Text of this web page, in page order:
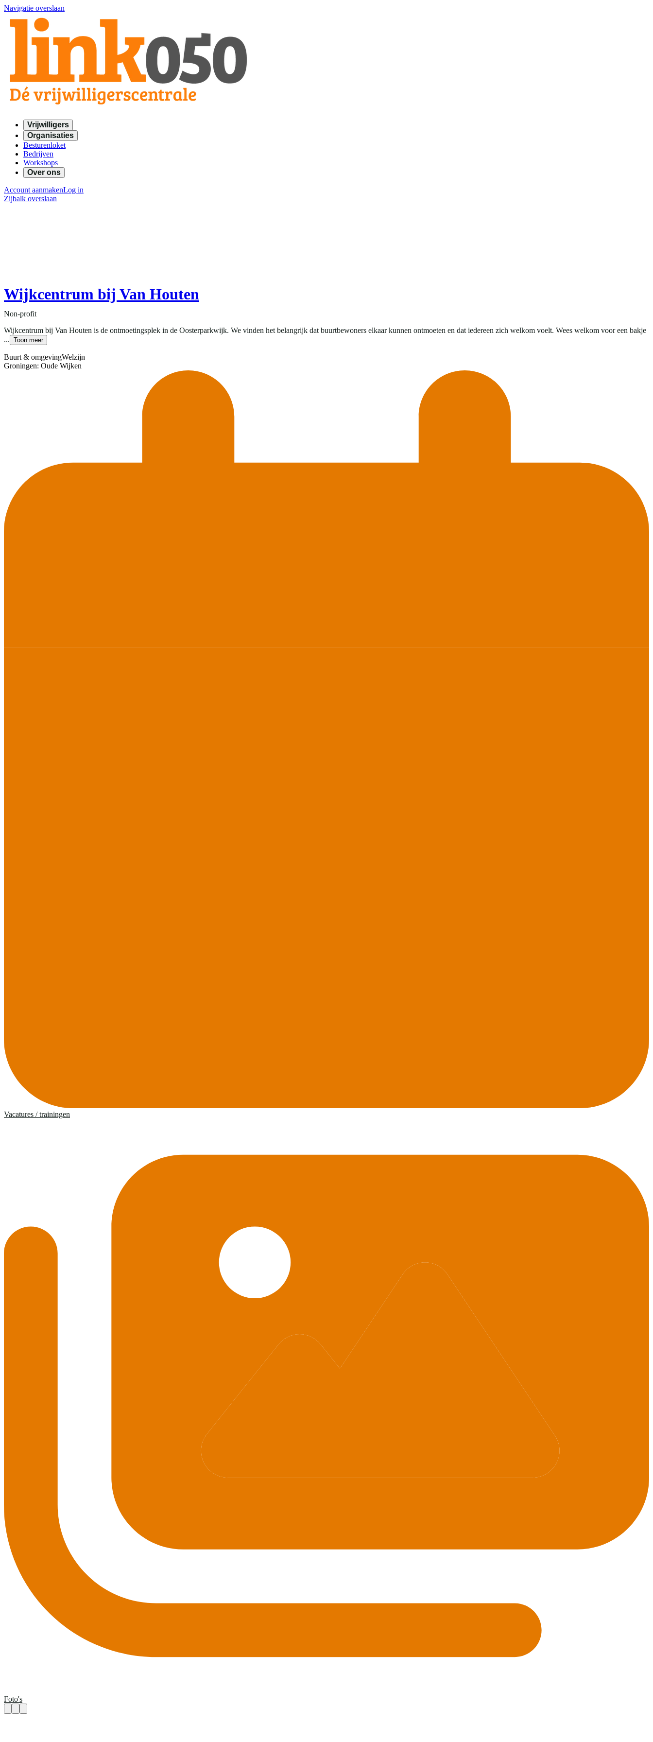
Navigatie overslaan
Vrijwilligers
Organisaties
Besturenloket
Bedrijven
Workshops
Over ons
Account aanmakenLog in
Zijbalk overslaan
Wijkcentrum bij Van Houten
Non-profit
Wijkcentrum bij Van Houten is de ontmoetingsplek in de Oosterparkwijk. We vinden het belangrijk dat buurtbewoners elkaar kunnen ontmoeten en dat iedereen zich welkom voelt. Wees welkom voor een bakje
... Toon meer
Buurt & omgevingWelzijn
Groningen: Oude Wijken
Vacatures / trainingen
Foto's